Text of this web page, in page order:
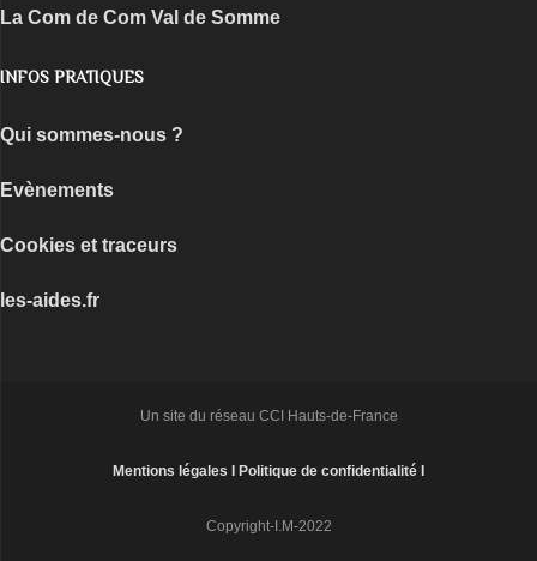
La Com de Com Val de Somme
INFOS PRATIQUES
Qui sommes-nous ?
Evènements
Cookies et traceurs
les-aides.fr
Un site du réseau CCI Hauts-de-France
Mentions légales I Politique de confidentialité I
Copyright-I.M-2022